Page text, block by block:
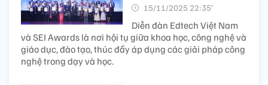
15/11/2025 22:35’
Diễn đàn Edtech Việt Nam
và SEI Awards là nơi hội tụ giữa khoa học, công nghệ và
giáo dục, đào tạo, thúc đẩy áp dụng các giải pháp công
nghệ trong dạy và học.